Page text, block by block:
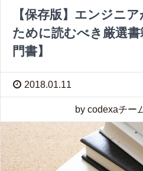
【保存版】エンジニ
ために読むべき厳選書
門書】
2018.01.11
by codexaチー